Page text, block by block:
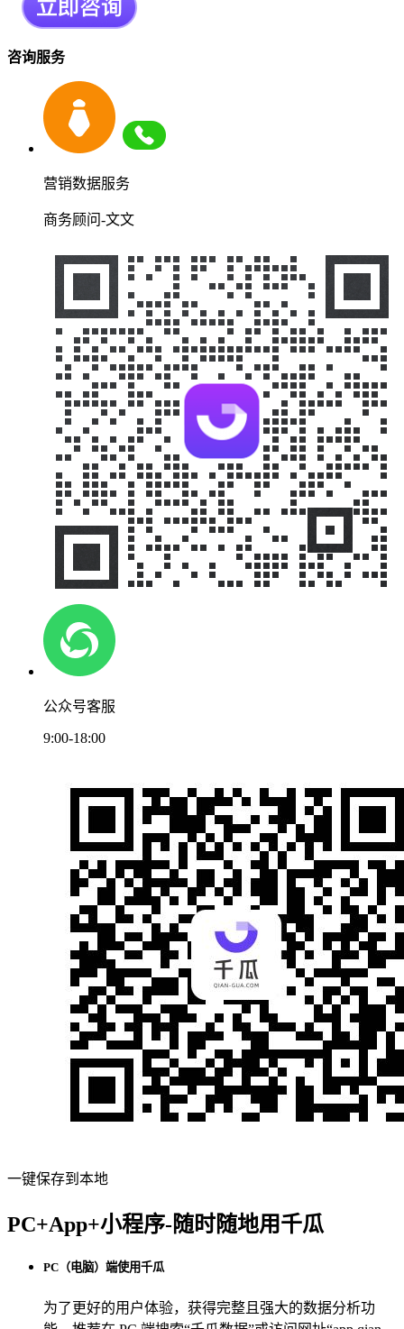
咨询服务
营销数据服务
商务顾问-文文
公众号客服
9:00-18:00
一键保存到本地
PC+App+小程序-随时随地用千瓜
PC（电脑）端使用千瓜
为了更好的用户体验，获得完整且强大的数据分析功